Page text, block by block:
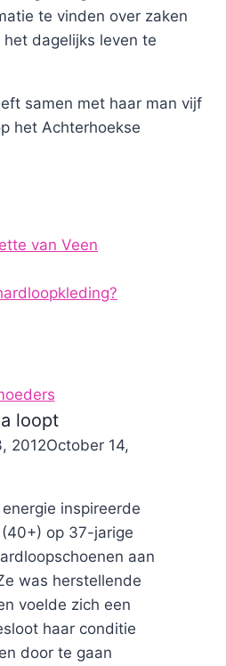
te vinden over zaken
dagelijks leven te
samen met haar man vijf
het Achterhoekse
van Veen
loopt
2012October 14,
inspireerde
op 37-jarige
aan
was herstellende
voelde zich een
haar conditie
door te gaan